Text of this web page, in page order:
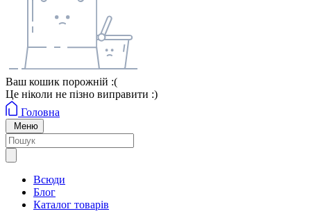
Ваш кошик порожній :(
Це ніколи не пізно виправити :)
Головна
Меню
Всюди
Блог
Каталог товарів